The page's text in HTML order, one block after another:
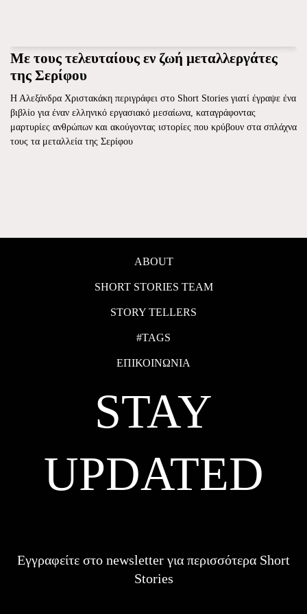
Με τους τελευταίους εν ζωή μεταλλεργάτες
της Σερίφου
Η Αλεξάνδρα Χριστακάκη περιγράφει στο Short Stories γιατί έγραψε ένα
βιβλίο για έναν ελληνικό εργασιακό μεσαίωνα, καταγράφοντας
μαρτυρίες ανθρώπων και ακούγοντας ιστορίες που κρύβουν στα σπλάχνα
τους τα μεταλλεία της Σερίφου
ABOUT
SHORT STORIES TEAM
STORY TELLERS
#TAGS
ΕΠΙΚΟΙΝΩΝΙΑ
STAY
UPDATED
Εγγραφείτε στο newsletter για περισσότερα Short
Stories